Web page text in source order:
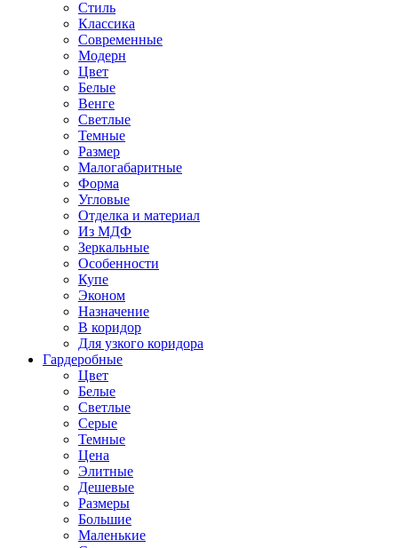
Стиль
Классика
Современные
Модерн
Цвет
Белые
Венге
Светлые
Темные
Размер
Малогабаритные
Форма
Угловые
Отделка и материал
Из МДФ
Зеркальные
Особенности
Купе
Эконом
Назначение
В коридор
Для узкого коридора
Гардеробные
Цвет
Белые
Светлые
Серые
Темные
Цена
Элитные
Дешевые
Размеры
Большие
Маленькие